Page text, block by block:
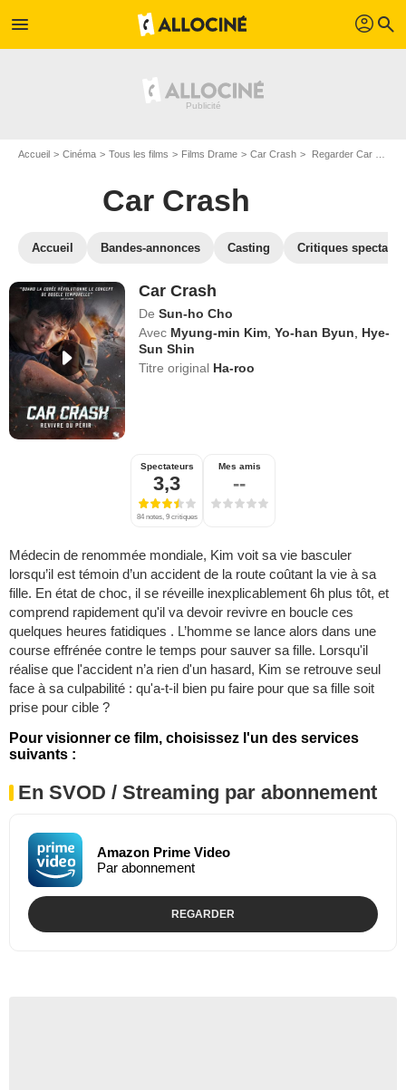
menu profil search
Accueil Cinéma Tous les films Films Drame Car Crash Regarder Car Crash en SVOD
Car Crash
Accueil Bandes-annonces Casting Critiques
Car Crash
De Sun-ho Cho
Avec Myung-min Kim ,Yo-han Byun
Hye-
Sun Shin
Titre original Ha-roo
Spectateurs
3,3
84 notes, 9 critiques
Mes amis
--
Médecin de renommée mondiale, Kim voit sa vie basculer
lorsqu’il est témoin d’un accident de la route coûtant la vie à sa
fille. En état de choc, il se réveille inexplicablement 6h plus tôt, et
comprend rapidement qu'il va devoir revivre en boucle ces
quelques heures fatidiques . L’homme se lance alors dans une
course effrénée contre le temps pour sauver sa fille. Lorsqu'il
réalise que l'accident n’a rien d'un hasard, Kim se retrouve seul
face à sa culpabilité : qu'a-t-il bien pu faire pour que sa fille soit
prise pour cible ?
Pour visionner ce film, choisissez l'un des services
suivants :
En SVOD / Streaming par abonnement
Amazon Prime Video
Par abonnement
REGARDER